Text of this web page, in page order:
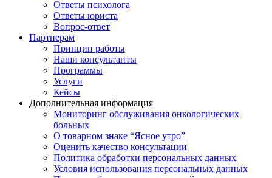
Ответы психолога
Ответы юриста
Вопрос-ответ
Партнерам
Принцип работы
Наши консультанты
Программы
Услуги
Кейсы
Дополнительная информация
Мониторинг обслуживания онкологических
больных
О товарном знаке “Ясное утро”
Оценить качество консультации
Политика обработки персональных данных
Условия использования персональных данных